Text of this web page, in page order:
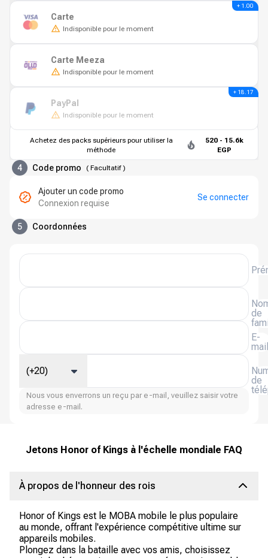
Carte
Indisponible pour le moment
+ 1.00
Carte Meeza
Indisponible pour le moment
PayPal
Indisponible pour le moment
+ 18.17
Achetez des packs supérieurs pour utiliser la
méthode
520 - 15.6k
EGP
4 Code promo ( Facultatif)
Ajouter un code promo
Connexion requise
Se connecter
5 Coordonnées
de
E-
mail
de
(+20)
Nous vous enverrons un reçu par e-mail, veuillez saisir votre
adresse e-mail.
Jetons Honor of Kings à l'échelle mondiale FAQ
À propos de l'honneur des rois
Honor of Kings est le MOBA mobile le plus populaire
au monde, offrant l'expérience compétitive ultime sur
appareils mobiles.
Plongez dans la bataille avec vos amis, choisissez